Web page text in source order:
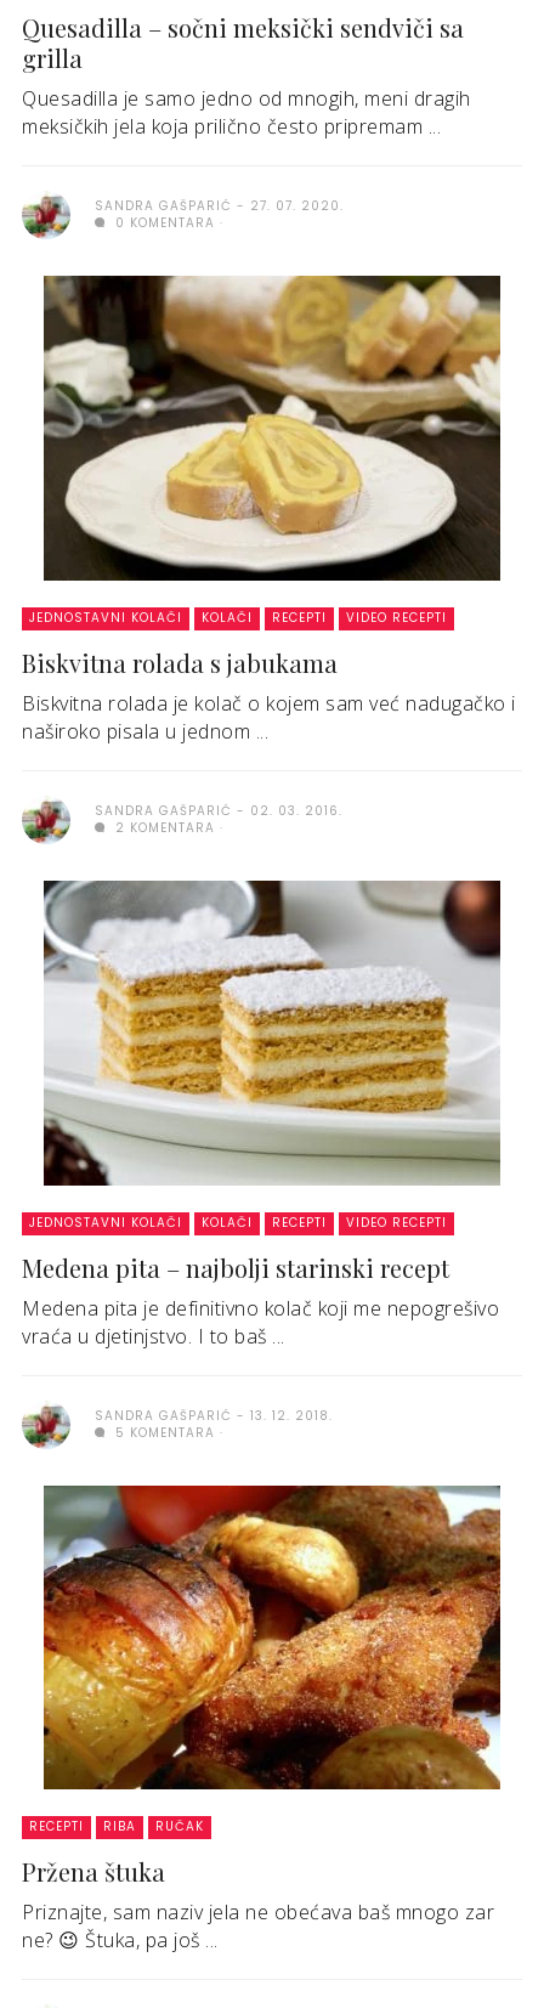
Quesadilla – sočni meksički sendviči sa
grilla
Quesadilla je samo jedno od mnogih, meni dragih
meksičkih jela koja prilično često pripremam ...
SANDRA GAŠPARIĆ
27. 07. 2020.
0 KOMENTARA
JEDNOSTAVNI KOLAČI KOLAČI RECEPTI VIDEO RECEPTI
Biskvitna rolada s jabukama
Biskvitna rolada je kolač o kojem sam već nadugačko i
naširoko pisala u jednom ...
SANDRA GAŠPARIĆ
02. 03. 2016.
2 KOMENTARA
JEDNOSTAVNI KOLAČI KOLAČI RECEPTI VIDEO RECEPTI
Medena pita – najbolji starinski recept
Medena pita je definitivno kolač koji me nepogrešivo
vraća u djetinjstvo. I to baš ...
SANDRA GAŠPARIĆ
13. 12. 2018.
5 KOMENTARA
RECEPTI RIBA RUČAK
Pržena štuka
Priznajte, sam naziv jela ne obećava baš mnogo zar
ne? 😉 Štuka, pa još ...